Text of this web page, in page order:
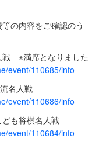
の内容をご確認のう
戦 ※満席となりました
event/110685/info
名人戦
event/110686/info
も将棋名人戦
event/110684/info